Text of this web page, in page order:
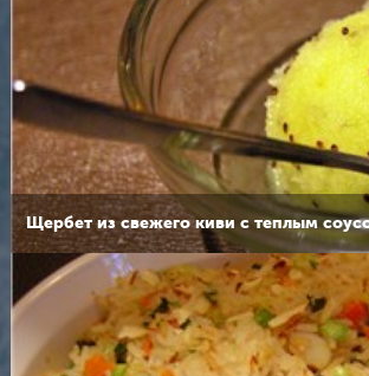
Щербет из свежего киви с теплым